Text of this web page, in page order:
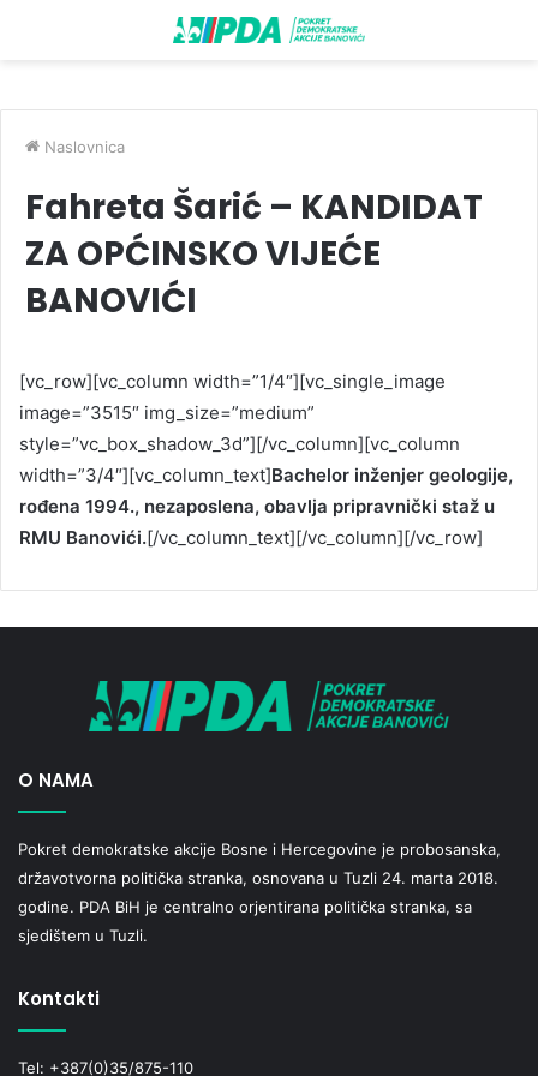
Naslovnica
Fahreta Šarić – KANDIDAT
ZA OPĆINSKO VIJEĆE
BANOVIĆI
[vc_row][vc_column width=”1/4″][vc_single_image
image=”3515″ img_size=”medium”
style=”vc_box_shadow_3d”][/vc_column][vc_column
width=”3/4″][vc_column_text]Bachelor inženjer geologije,
rođena 1994., nezaposlena, obavlja pripravnički staž u
RMU Banovići.[/vc_column_text][/vc_column][/vc_row]
O NAMA
Pokret demokratske akcije Bosne i Hercegovine je probosanska,
državotvorna politička stranka, osnovana u Tuzli 24. marta 2018.
godine. PDA BiH je centralno orjentirana politička stranka, sa
sjedištem u Tuzli.
Kontakti
Tel: +387(0)35/875-110